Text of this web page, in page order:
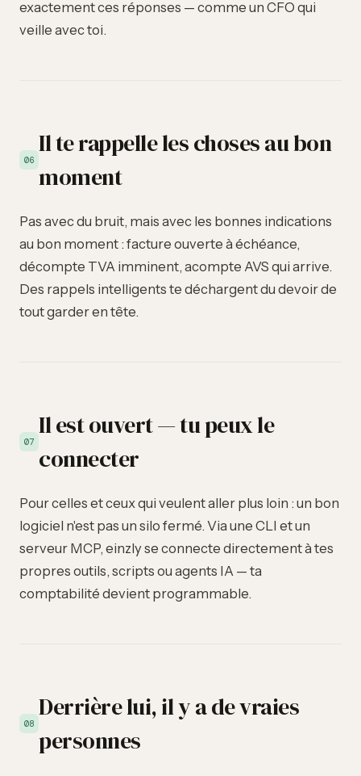
exactement ces réponses — comme un CFO qui
veille avec toi.
06
Il te rappelle les choses au bon
moment
Pas avec du bruit, mais avec les bonnes indications
au bon moment : facture ouverte à échéance,
décompte TVA imminent, acompte AVS qui arrive.
Des rappels intelligents te déchargent du devoir de
tout garder en tête.
07
Il est ouvert — tu peux le
connecter
Pour celles et ceux qui veulent aller plus loin : un bon
logiciel n'est pas un silo fermé. Via une CLI et un
serveur MCP, einzly se connecte directement à tes
propres outils, scripts ou agents IA — ta
comptabilité devient programmable.
08
Derrière lui, il y a de vraies
personnes